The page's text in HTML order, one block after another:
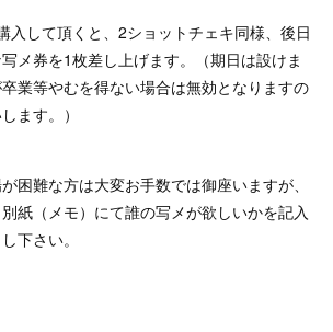
入して頂くと、2ショットチェキ同様、後日
メ券を1枚差し上げます。（期日は設けま
業等やむを得ない場合は無効となりますの
ます。）
困難な方は大変お手数では御座いますが、
紙（メモ）にて誰の写メが欲しいかを記入
下さい。